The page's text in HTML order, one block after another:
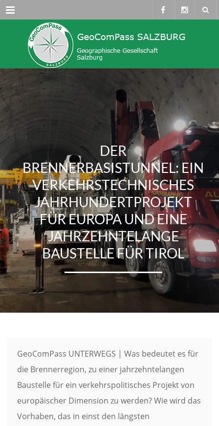
Menü
DER
BRENNERBASISTUNNEL: EIN
VERKEHRSTECHNISCHES
JAHRHUNDERTPROJEKT
FÜR EUROPA UND EINE
JAHRZEHNTELANGE
BAUSTELLE FÜR TIROL
GeoComPass UNTERWEGS | Was bedeutet es für
die Brennerregion, zu einer jahrzehntelangen
Baustelle für ein verkehrspolitisches Projekt von
europäischer Dimension zu werden? Wie wird das
Vorhaben, das in einst den längsten